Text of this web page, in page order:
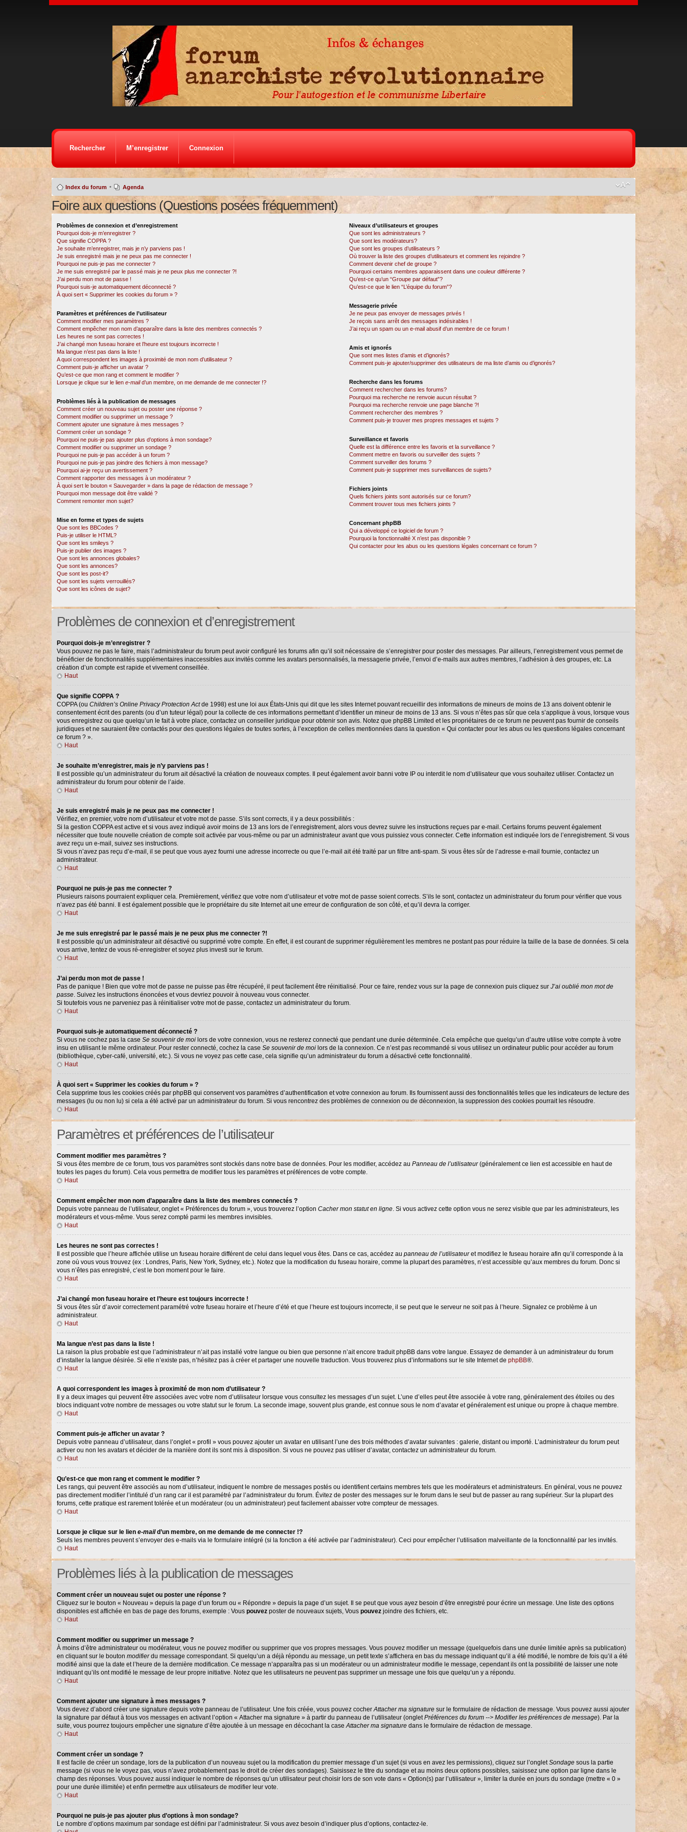
Rechercher M’enregistrer Connexion
Index du forum • Agenda
Foire aux questions (Questions posées fréquemment)
Problèmes de connexion et d’enregistrement
Pourquoi dois-je m’enregistrer ?
Que signifie COPPA ?
Je souhaite m’enregistrer, mais je n’y parviens pas !
Je suis enregistré mais je ne peux pas me connecter !
Pourquoi ne puis-je pas me connecter ?
Je me suis enregistré par le passé mais je ne peux plus me connecter ?!
J’ai perdu mon mot de passe !
Pourquoi suis-je automatiquement déconnecté ?
À quoi sert « Supprimer les cookies du forum » ?
Paramètres et préférences de l’utilisateur
Comment modifier mes paramètres ?
Comment empêcher mon nom d’apparaître dans la liste des membres connectés ?
Les heures ne sont pas correctes !
J’ai changé mon fuseau horaire et l’heure est toujours incorrecte !
Ma langue n’est pas dans la liste !
A quoi correspondent les images à proximité de mon nom d’utilisateur ?
Comment puis-je afficher un avatar ?
Qu’est-ce que mon rang et comment le modifier ?
Lorsque je clique sur le lien e-maild’un membre, on me demande de me connecter !?
Problèmes liés à la publication de messages
Comment créer un nouveau sujet ou poster une réponse ?
Comment modifier ou supprimer un message ?
Comment ajouter une signature à mes messages ?
Comment créer un sondage ?
Pourquoi ne puis-je pas ajouter plus d’options à mon sondage?
Comment modifier ou supprimer un sondage ?
Pourquoi ne puis-je pas accéder à un forum ?
Pourquoi ne puis-je pas joindre des fichiers à mon message?
Pourquoi ai-je reçu un avertissement ?
Comment rapporter des messages à un modérateur ?
À quoi sert le bouton « Sauvegarder » dans la page de rédaction de message ?
Pourquoi mon message doit être validé ?
Comment remonter mon sujet?
Mise en forme et types de sujets
Que sont les BBCodes ?
Puis-je utiliser le HTML?
Que sont les smileys ?
Puis-je publier des images ?
Que sont les annonces globales?
Que sont les annonces?
Que sont les post-it?
Que sont les sujets verrouillés?
Que sont les icônes de sujet?
Niveaux d’utilisateurs et groupes
Que sont les administrateurs ?
Que sont les modérateurs?
Que sont les groupes d’utilisateurs ?
Où trouver la liste des groupes d’utilisateurs et comment les rejoindre ?
Comment devenir chef de groupe ?
Pourquoi certains membres apparaissent dans une couleur différente ?
Qu’est-ce qu’un “Groupe par défaut”?
Qu’est-ce que le lien “L’équipe du forum”?
Messagerie privée
Je ne peux pas envoyer de messages privés !
Je reçois sans arrêt des messages indésirables !
J’ai reçu un spam ou un e-mail abusif d’un membre de ce forum !
Amis et ignorés
Que sont mes listes d’amis et d’ignorés?
Comment puis-je ajouter/supprimer des utilisateurs de ma liste d’amis ou d’ignorés?
Recherche dans les forums
Comment rechercher dans les forums?
Pourquoi ma recherche ne renvoie aucun résultat ?
Pourquoi ma recherche renvoie une page blanche ?!
Comment rechercher des membres ?
Comment puis-je trouver mes propres messages et sujets ?
Surveillance et favoris
Quelle est la différence entre les favoris et la surveillance ?
Comment mettre en favoris ou surveiller des sujets ?
Comment surveiller des forums ?
Comment puis-je supprimer mes surveillances de sujets?
Fichiers joints
Quels fichiers joints sont autorisés sur ce forum?
Comment trouver tous mes fichiers joints ?
Concernant phpBB
Qui a développé ce logiciel de forum ?
Pourquoi la fonctionnalité X n’est pas disponible ?
Qui contacter pour les abus ou les questions légales concernant ce forum ?
Problèmes de connexion et d’enregistrement
Pourquoi dois-je m’enregistrer ?
Vous pouvez ne pas le faire, mais l’administrateur du forum peut avoir configuré les forums afin qu’il soit nécessaire de s’enregistrer pour poster des messages. Par ailleurs, l’enregistrement vous permet de
bénéficier de fonctionnalités supplémentaires inaccessibles aux invités comme les avatars personnalisés, la messagerie privée, l’envoi d’e-mails aux autres membres, l’adhésion à des groupes, etc. La
création d’un compte est rapide et vivement conseillée.
Haut
Que signifie COPPA ?
COPPA (ou Children’s Online Privacy Protection Actde 1998) est une loi aux États-Unis qui dit que les sites Internet pouvant recueillir des informations de mineurs de moins de 13 ans doivent obtenir le
consentement écrit des parents (ou d’un tuteur légal) pour la collecte de ces informations permettant d’identifier un mineur de moins de 13 ans. Si vous n’êtes pas sûr que cela s’applique à vous, lorsque vous
vous enregistrez ou que quelqu’un le fait à votre place, contactez un conseiller juridique pour obtenir son avis. Notez que phpBB Limited et les propriétaires de ce forum ne peuvent pas fournir de conseils
juridiques et ne sauraient être contactés pour des questions légales de toutes sortes, à l’exception de celles mentionnées dans la question « Qui contacter pour les abus ou les questions légales concernant
ce forum ? ».
Haut
Je souhaite m’enregistrer, mais je n’y parviens pas !
Il est possible qu’un administrateur du forum ait désactivé la création de nouveaux comptes. Il peut également avoir banni votre IP ou interdit le nom d’utilisateur que vous souhaitez utiliser. Contactez un
administrateur du forum pour obtenir de l’aide.
Haut
Je suis enregistré mais je ne peux pas me connecter !
Vérifiez, en premier, votre nom d’utilisateur et votre mot de passe. S’ils sont corrects, il y a deux possibilités :
Si la gestion COPPA est active et si vous avez indiqué avoir moins de 13 ans lors de l’enregistrement, alors vous devrez suivre les instructions reçues par e-mail. Certains forums peuvent également
nécessiter que toute nouvelle création de compte soit activée par vous-même ou par un administrateur avant que vous puissiez vous connecter. Cette information est indiquée lors de l’enregistrement. Si vous
avez reçu un e-mail, suivez ses instructions.
Si vous n’avez pas reçu d’e-mail, il se peut que vous ayez fourni une adresse incorrecte ou que l’e-mail ait été traité par un filtre anti-spam. Si vous êtes sûr de l’adresse e-mail fournie, contactez un
administrateur.
Haut
Pourquoi ne puis-je pas me connecter ?
Plusieurs raisons pourraient expliquer cela. Premièrement, vérifiez que votre nom d’utilisateur et votre mot de passe soient corrects. S’ils le sont, contactez un administrateur du forum pour vérifier que vous
n’avez pas été banni. Il est également possible que le propriétaire du site Internet ait une erreur de configuration de son côté, et qu’il devra la corriger.
Haut
Je me suis enregistré par le passé mais je ne peux plus me connecter ?!
Il est possible qu’un administrateur ait désactivé ou supprimé votre compte. En effet, il est courant de supprimer régulièrement les membres ne postant pas pour réduire la taille de la base de données. Si cela
vous arrive, tentez de vous ré-enregistrer et soyez plus investi sur le forum.
Haut
J’ai perdu mon mot de passe !
Pas de panique ! Bien que votre mot de passe ne puisse pas être récupéré, il peut facilement être réinitialisé. Pour ce faire, rendez vous sur la page de connexion puis cliquez sur J’ai oublié mon mot de
passe. Suivez les instructions énoncées et vous devriez pouvoir à nouveau vous connecter.
Si toutefois vous ne parveniez pas à réinitialiser votre mot de passe, contactez un administrateur du forum.
Haut
Pourquoi suis-je automatiquement déconnecté ?
Si vous ne cochez pas la case Se souvenir de moilors de votre connexion, vous ne resterez connecté que pendant une durée déterminée. Cela empêche que quelqu’un d’autre utilise votre compte à votre
insu en utilisant le même ordinateur. Pour rester connecté, cochez la case Se souvenir de moilors de la connexion. Ce n’est pas recommandé si vous utilisez un ordinateur public pour accéder au forum
(bibliothèque, cyber-café, université, etc.). Si vous ne voyez pas cette case, cela signifie qu’un administrateur du forum a désactivé cette fonctionnalité.
Haut
À quoi sert « Supprimer les cookies du forum » ?
Cela supprime tous les cookies créés par phpBB qui conservent vos paramètres d’authentification et votre connexion au forum. Ils fournissent aussi des fonctionnalités telles que les indicateurs de lecture des
messages (lu ou non lu) si cela a été activé par un administrateur du forum. Si vous rencontrez des problèmes de connexion ou de déconnexion, la suppression des cookies pourrait les résoudre.
Haut
Paramètres et préférences de l’utilisateur
Comment modifier mes paramètres ?
Si vous êtes membre de ce forum, tous vos paramètres sont stockés dans notre base de données. Pour les modifier, accédez au Panneau de l’utilisateur(généralement ce lien est accessible en haut de
toutes les pages du forum). Cela vous permettra de modifier tous les paramètres et préférences de votre compte.
Haut
Comment empêcher mon nom d’apparaître dans la liste des membres connectés ?
Depuis votre panneau de l’utilisateur, onglet « Préférences du forum », vous trouverez l’option Cacher mon statut en ligne. Si vous activez cette option vous ne serez visible que par les administrateurs, les
modérateurs et vous-même. Vous serez compté parmi les membres invisibles.
Haut
Les heures ne sont pas correctes !
Il est possible que l’heure affichée utilise un fuseau horaire différent de celui dans lequel vous êtes. Dans ce cas, accédez au panneau de l’utilisateuret modifiez le fuseau horaire afin qu’il corresponde à la
zone où vous vous trouvez (ex : Londres, Paris, New York, Sydney, etc.). Notez que la modification du fuseau horaire, comme la plupart des paramètres, n’est accessible qu’aux membres du forum. Donc si
vous n’êtes pas enregistré, c’est le bon moment pour le faire.
Haut
J’ai changé mon fuseau horaire et l’heure est toujours incorrecte !
Si vous êtes sûr d’avoir correctement paramétré votre fuseau horaire et l’heure d’été et que l’heure est toujours incorrecte, il se peut que le serveur ne soit pas à l’heure. Signalez ce problème à un
administrateur.
Haut
Ma langue n’est pas dans la liste !
La raison la plus probable est que l’administrateur n’ait pas installé votre langue ou bien que personne n’ait encore traduit phpBB dans votre langue. Essayez de demander à un administrateur du forum
d’installer la langue désirée. Si elle n’existe pas, n’hésitez pas à créer et partager une nouvelle traduction. Vous trouverez plus d’informations sur le site Internet de phpBB®.
Haut
A quoi correspondent les images à proximité de mon nom d’utilisateur ?
Il y a deux images qui peuvent être associées avec votre nom d’utilisateur lorsque vous consultez les messages d’un sujet. L’une d’elles peut être associée à votre rang, généralement des étoiles ou des
blocs indiquant votre nombre de messages ou votre statut sur le forum. La seconde image, souvent plus grande, est connue sous le nom d’avatar et généralement est unique ou propre à chaque membre.
Haut
Comment puis-je afficher un avatar ?
Depuis votre panneau d’utilisateur, dans l’onglet « profil » vous pouvez ajouter un avatar en utilisant l’une des trois méthodes d’avatar suivantes : galerie, distant ou importé. L’administrateur du forum peut
activer ou non les avatars et décider de la manière dont ils sont mis à disposition. Si vous ne pouvez pas utiliser d’avatar, contactez un administrateur du forum.
Haut
Qu’est-ce que mon rang et comment le modifier ?
Les rangs, qui peuvent être associés au nom d’utilisateur, indiquent le nombre de messages postés ou identifient certains membres tels que les modérateurs et administrateurs. En général, vous ne pouvez
pas directement modifier l’intitulé d’un rang car il est paramétré par l’administrateur du forum. Évitez de poster des messages sur le forum dans le seul but de passer au rang supérieur. Sur la plupart des
forums, cette pratique est rarement tolérée et un modérateur (ou un administrateur) peut facilement abaisser votre compteur de messages.
Haut
Lorsque je clique sur le lien e-maild’un membre, on me demande de me connecter !?
Seuls les membres peuvent s’envoyer des e-mails via le formulaire intégré (si la fonction a été activée par l’administrateur). Ceci pour empêcher l’utilisation malveillante de la fonctionnalité par les invités.
Haut
Problèmes liés à la publication de messages
Comment créer un nouveau sujet ou poster une réponse ?
Cliquez sur le bouton « Nouveau » depuis la page d’un forum ou « Répondre » depuis la page d’un sujet. Il se peut que vous ayez besoin d’être enregistré pour écrire un message. Une liste des options
disponibles est affichée en bas de page des forums, exemple : Vous pouvezposter de nouveaux sujets, Vous pouvezjoindre des fichiers, etc.
Haut
Comment modifier ou supprimer un message ?
À moins d’être administrateur ou modérateur, vous ne pouvez modifier ou supprimer que vos propres messages. Vous pouvez modifier un message (quelquefois dans une durée limitée après sa publication)
en cliquant sur le bouton modifierdu message correspondant. Si quelqu’un a déjà répondu au message, un petit texte s’affichera en bas du message indiquant qu’il a été modifié, le nombre de fois qu’il a été
modifié ainsi que la date et l’heure de la dernière modification. Ce message n’apparaîtra pas si un modérateur ou un administrateur modifie le message, cependant ils ont la possibilité de laisser une note
indiquant qu’ils ont modifié le message de leur propre initiative. Notez que les utilisateurs ne peuvent pas supprimer un message une fois que quelqu’un y a répondu.
Haut
Comment ajouter une signature à mes messages ?
Vous devez d’abord créer une signature depuis votre panneau de l’utilisateur. Une fois créée, vous pouvez cocherAttacher ma signaturesur le formulaire de rédaction de message. Vous pouvez aussi ajouter
la signature par défaut à tous vos messages en activant l’option « Attacher ma signature » à partir du panneau de l’utilisateur (ongletPréférences du forum --> Modifier les préférences de message). Par la
suite, vous pourrez toujours empêcher une signature d’être ajoutée à un message en décochant la caseAttacher ma signaturedans le formulaire de rédaction de message.
Haut
Comment créer un sondage ?
Il est facile de créer un sondage, lors de la publication d’un nouveau sujet ou la modification du premier message d’un sujet (si vous en avez les permissions), cliquez sur l’ongletSondagesous la partie
message (si vous ne le voyez pas, vous n’avez probablement pas le droit de créer des sondages). Saisissez le titre du sondage et au moins deux options possibles, saisissez une option par ligne dans le
champ des réponses. Vous pouvez aussi indiquer le nombre de réponses qu’un utilisateur peut choisir lors de son vote dans « Option(s) par l’utilisateur », limiter la durée en jours du sondage (mettre « 0 »
pour une durée illimitée) et enfin permettre aux utilisateurs de modifier leur vote.
Haut
Pourquoi ne puis-je pas ajouter plus d’options à mon sondage?
Le nombre d’options maximum par sondage est défini par l’administrateur. Si vous avez besoin d’indiquer plus d’options, contactez-le.